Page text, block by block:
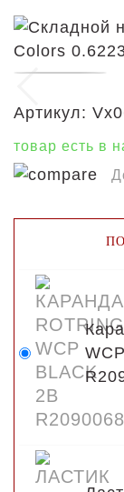
Артикул:
товар есть в